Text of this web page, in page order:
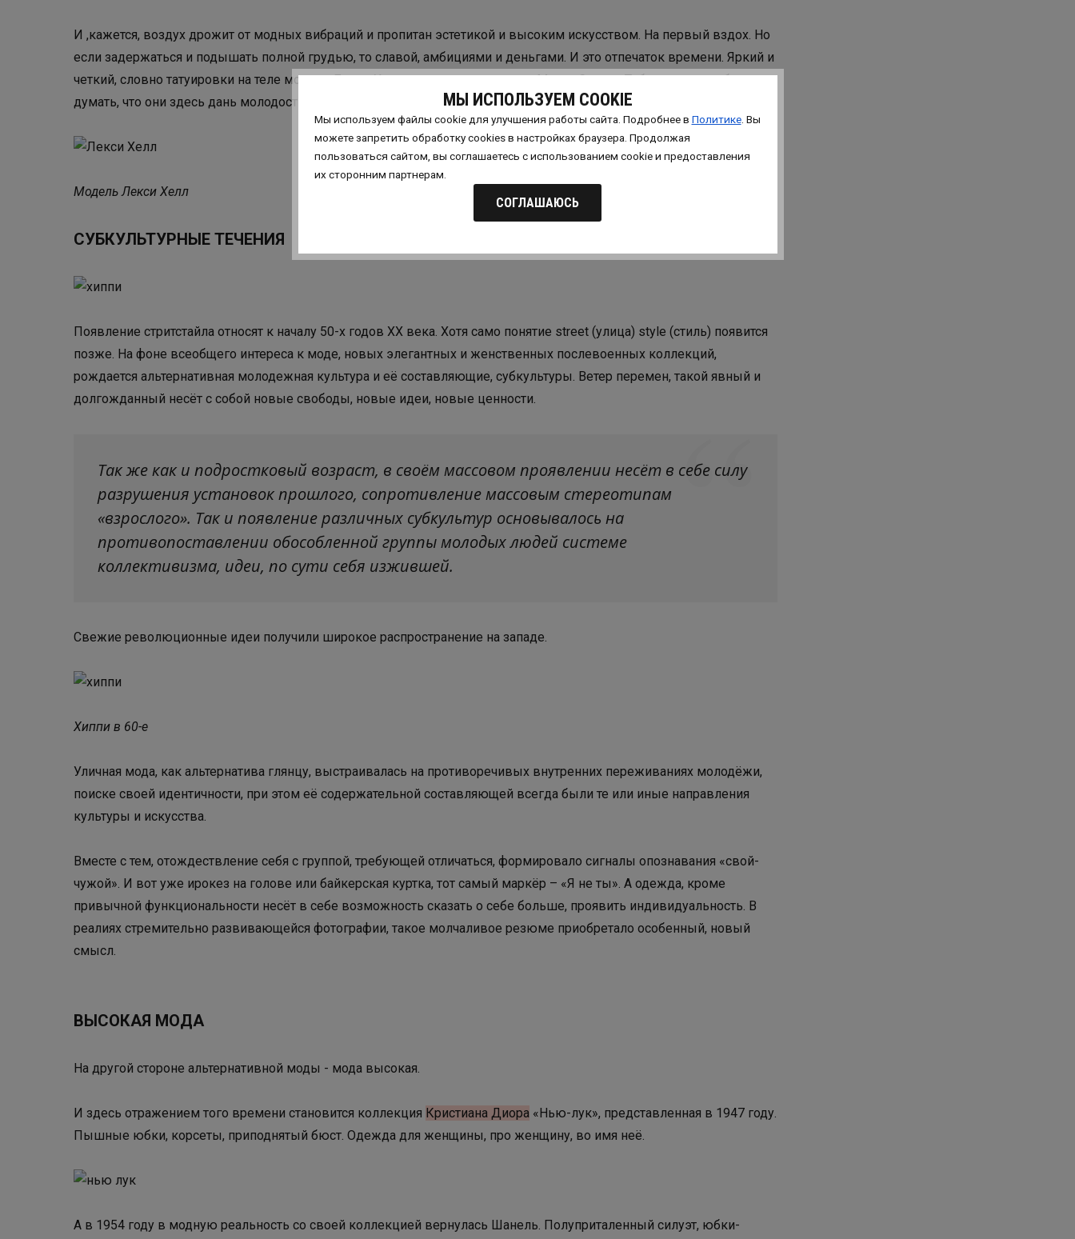
МЫ ИСПОЛЬЗУЕМ COOKIE
Мы используем файлы cookie для улучшения работы сайта. Подробнее в Политике. Вы
можете запретить обработку сookies в настройках браузера. Продолжая
пользоваться сайтом, вы соглашаетесь с использованием cookie и предоставления
их сторонним партнерам.
СОГЛАШАЮСЬ
И ,кажется, воздух дрожит от модных вибраций и пропитан эстетикой и высоким искусством. На первый вздох. Но
если задержаться и подышать полной грудью, то славой, амбициями и деньгами. И это отпечаток времени. Яркий и
четкий, словно татуировки на теле модели Лекси Хелл на показе коллекции Марка Стоуна. Тебе и хотелось бы
думать, что они здесь дань молодости и случайны, но их количество говорит об обратном.
Модель Лекси Хелл
СУБКУЛЬТУРНЫЕ ТЕЧЕНИЯ
Появление стритстайла относят к началу 50-х годов XX века. Хотя само понятие street (улица) stуle (стиль) появится
позже. На фоне всеобщего интереса к моде, новых элегантных и женственных послевоенных коллекций,
рождается альтернативная молодежная культура и её составляющие, субкультуры. Ветер перемен, такой явный и
долгожданный несёт с собой новые свободы, новые идеи, новые ценности.
Так же как и подростковый возраст, в своём массовом проявлении несёт в себе силу
разрушения установок прошлого, сопротивление массовым стереотипам
«взрослого». Так и появление различных субкультур основывалось на
противопоставлении обособленной группы молодых людей системе
коллективизма, идеи, по сути себя изжившей.
Свежие революционные идеи получили широкое распространение на западе.
Хиппи в 60-е
Уличная мода, как альтернатива глянцу, выстраивалась на противоречивых внутренних переживаниях молодёжи,
поиске своей идентичности, при этом её содержательной составляющей всегда были те или иные направления
культуры и искусства.
Вместе с тем, отождествление себя с группой, требующей отличаться, формировало сигналы опознавания «свой-
чужой». И вот уже ирокез на голове или байкерская куртка, тот самый маркёр – «Я не ты». А одежда, кроме
привычной функциональности несёт в себе возможность сказать о себе больше, проявить индивидуальность. В
реалиях стремительно развивающейся фотографии, такое молчаливое резюме приобретало особенный, новый
смысл.
ВЫСОКАЯ МОДА
На другой стороне альтернативной моды - мода высокая.
И здесь отражением того времени становится коллекция Кристиана Диора «Нью-лук», представленная в 1947 году.
Пышные юбки, корсеты, приподнятый бюст. Одежда для женщины, про женщину, во имя неё.
А в 1954 году в модную реальность со своей коллекцией вернулась Шанель. Полуприталенный силуэт, юбки-